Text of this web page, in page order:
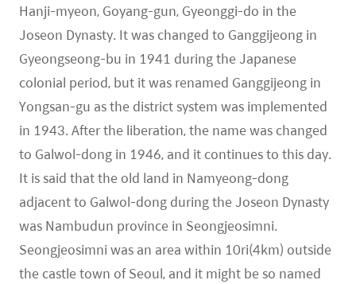
Hanji-myeon, Goyang-gun, Gyeonggi-do in the
Joseon Dynasty. It was changed to Ganggijeong in
Gyeongseong-bu in 1941 during the Japanese
colonial period, but it was renamed Ganggijeong in
Yongsan-gu as the district system was implemented
in 1943. After the liberation, the name was changed
to Galwol-dong in 1946, and it continues to this day.
It is said that the old land in Namyeong-dong
adjacent to Galwol-dong during the Joseon Dynasty
was Nambudun province in Seongjeosimni.
Seongjeosimni was an area within 10ri(4km) outside
the castle town of Seoul, and it might be so named